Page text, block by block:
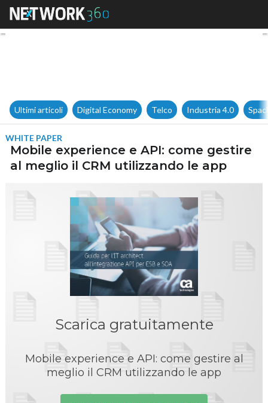
Mobile experience e API:
Ultimi articoli Digital Economy Telco Industria 4.0
WHITE PAPER
Mobile experience e API: come gestire
al meglio il CRM utilizzando le app
Scarica gratuitamente
Mobile experience e API: come gestire al
meglio il CRM utilizzando le app